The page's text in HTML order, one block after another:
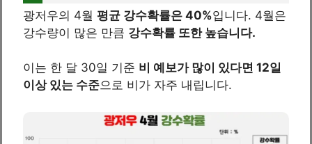
광저우의 4월 평균 강수확률은 40%입니다. 4월은
강수량이 많은 만큼 강수확률 또한 높습니다.
이는 한 달 30일 기준 비 예보가 많이 있다면 12일
이상 있는 수준으로 비가 자주 내립니다.